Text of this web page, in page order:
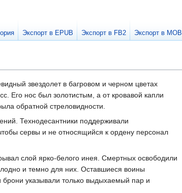
звездолет в багровом и черном цветах
Его нос был золотистым, а от кровавой капли
обратной стреловидности.
Технодесантники поддерживали
сервы и не относящийся к ордену персонал
слой ярко-белого инея. Смертных освободили
и темно для них. Оставшиеся воины
брони указывали только выдыхаемый пар и
Экспорт в EPUB Экспорт в FB2 Экспорт в MOBI